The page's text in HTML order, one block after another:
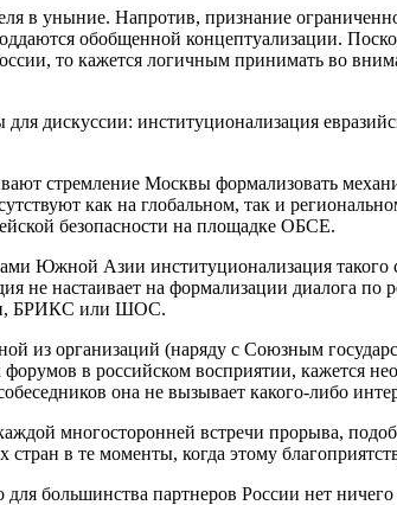
в уныние. Напротив, признание
обобщенной концептуализации.
то кажется логичным принимать во
дискуссии: институционализация
стремление Москвы формализовать
как на глобальном, так и
безопасности на площадке ОБСЕ.
Южной Азии институционализация такого
не настаивает на формализации диалога по
БРИКС или ШОС.
из организаций (наряду с Союзным
в российском восприятии, кажется
она не вызывает какого-либо
многосторонней встречи прорыва,
стран в те моменты, когда этому
для большинства партнеров России нет